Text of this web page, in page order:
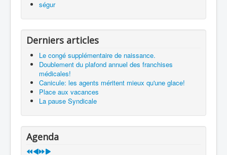
ségur
Derniers articles
Le congé supplémentaire de naissance.
Doublement du plafond annuel des franchises
médicales!
Canicule: les agents méritent mieux qu'une glace!
Place aux vacances
La pause Syndicale
Agenda